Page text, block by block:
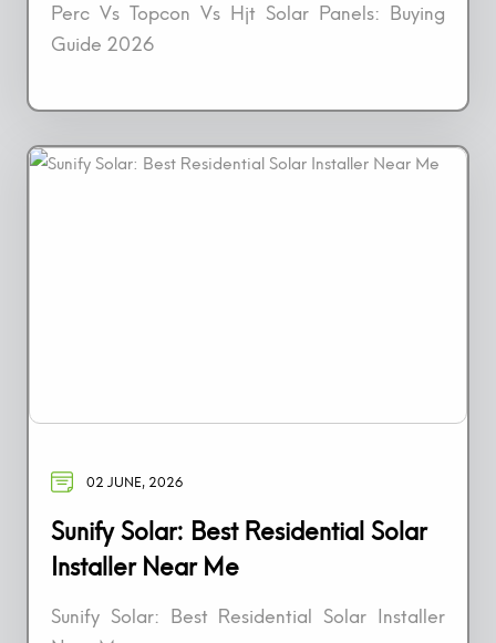
Perc Vs Topcon Vs Hjt Solar Panels: Buying
Guide 2026
02 JUNE, 2026
Sunify Solar: Best Residential Solar
Installer Near Me
Sunify Solar: Best Residential Solar Installer